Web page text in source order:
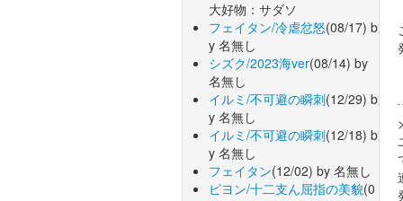
大好物：サダソ
フェイタン/冷虐忿怒(08/17) b
y 名無し
シズク/2023海ver(08/14) by
名無し
イルミ/不可避の瞬刺(12/29) b
y 名無し
イルミ/不可避の瞬刺(12/18) b
y 名無し
フェイタン(12/02) by 名無し
ピヨン/十二支ん屈指の美貌(0